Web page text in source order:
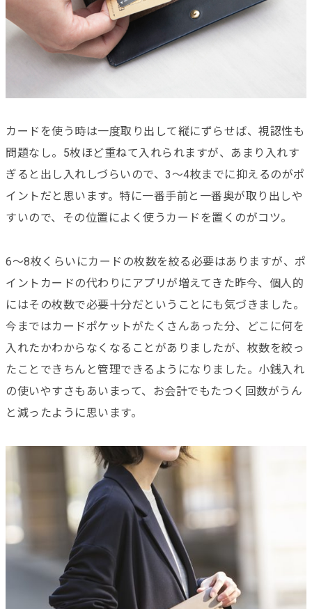
カードを使う時は一度取り出して縦にずらせば、視認性も
問題なし。5枚ほど重ねて入れられますが、あまり入れす
ぎると出し入れしづらいので、3〜4枚までに抑えるのがポ
イントだと思います。特に一番手前と一番奥が取り出しや
すいので、その位置によく使うカードを置くのがコツ。
6〜8枚くらいにカードの枚数を絞る必要はありますが、ポ
イントカードの代わりにアプリが増えてきた昨今、個人的
にはその枚数で必要十分だということにも気づきました。
今まではカードポケットがたくさんあった分、どこに何を
入れたかわからなくなることがありましたが、枚数を絞っ
たことできちんと管理できるようになりました。小銭入れ
の使いやすさもあいまって、お会計でもたつく回数がうん
と減ったように思います。